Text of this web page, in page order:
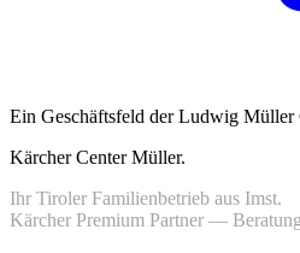
Ein Geschäftsfeld der Ludwig Müller
Kärcher Center Müller.
Ihr Tiroler Familienbetrieb aus Imst.
Kärcher Premium Partner —